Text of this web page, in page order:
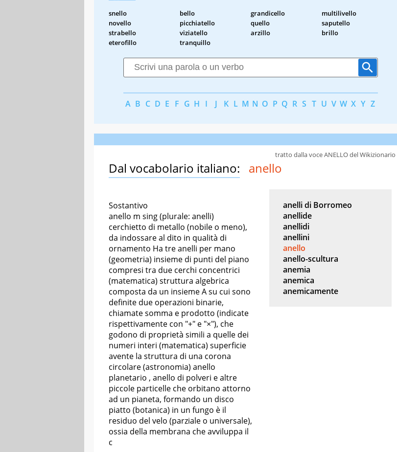
snello bello grandicello
multilivello
novello
picchiatello quello
saputello
strabello
viziatello arzillo
brillo
eterofillo
tranquillo
A B C D E F G H I J K L M N O P Q R S T U V W X Y Z
Dal vocabolario italiano: anello
tratto dalla voce ANELLO del Wikizionario
Sostantivo
anello m sing (plurale: anelli)
cerchietto di metallo (nobile o meno),
da indossare al dito in qualità di
ornamento Ha tre anelli per mano
(geometria) insieme di punti del piano
compresi tra due cerchi concentrici
(matematica) struttura algebrica
composta da un insieme A su cui sono
definite due operazioni binarie,
chiamate somma e prodotto (indicate
rispettivamente con "+" e "×"), che
godono di proprietà simili a quelle dei
numeri interi (matematica) superficie
avente la struttura di una corona
circolare (astronomia) anello
planetario , anello di polveri e altre
piccole particelle che orbitano attorno
ad un pianeta, formando un disco
piatto (botanica) in un fungo è il
residuo del velo (parziale o universale),
ossia della membrana che avviluppa il
c
anelli di Borromeo
anellide
anellidi
anellini
anello
anello-scultura
anemia
anemica
anemicamente